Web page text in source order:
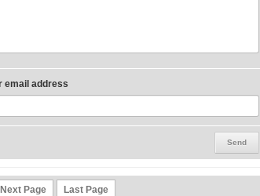
email address
Next Page Last Page